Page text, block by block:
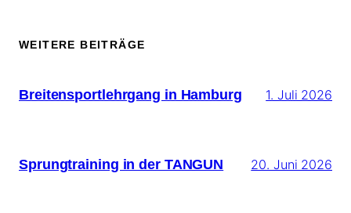
WEITERE BEITRÄGE
Breitensportlehrgang in Hamburg 1. Juli 2026
Sprungtraining in der TANGUN 20. Juni 2026